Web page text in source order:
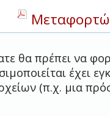
θα πρέπει να
έχει
(π.χ. μια